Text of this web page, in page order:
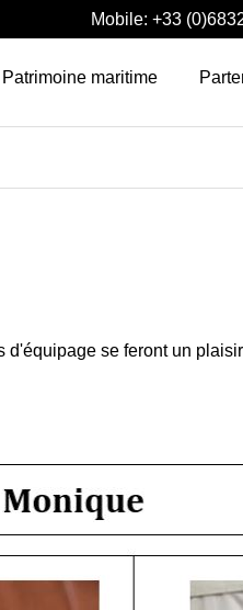
Mobile: +33
Patrimoine maritime
se feront un